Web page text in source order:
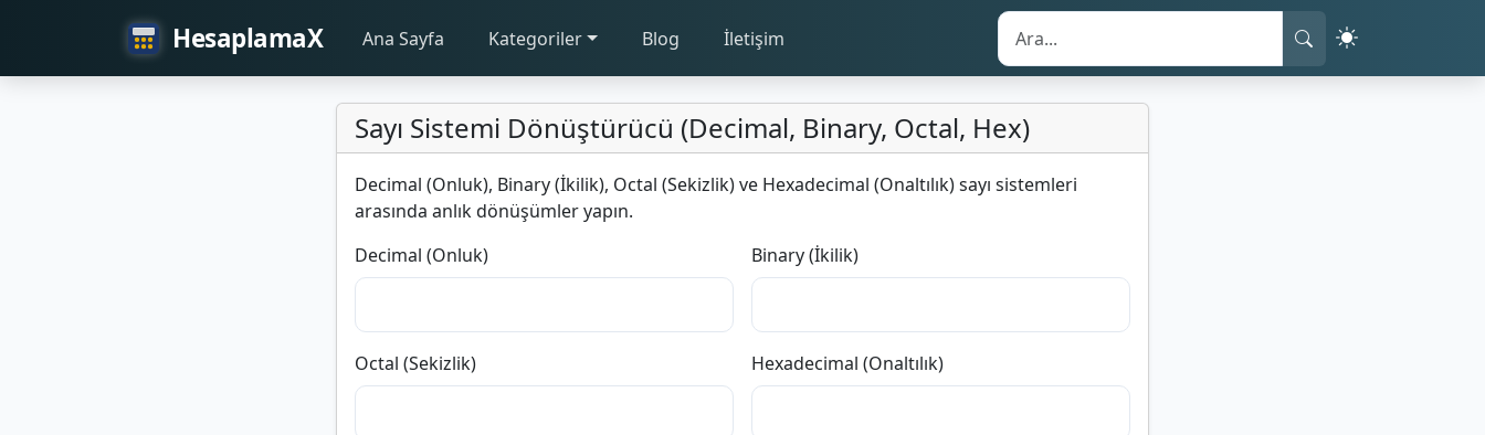
HesaplamaX Ana Sayfa Kategoriler Blog İletişim
Sayı Sistemi Dönüştürücü (Decimal, Binary, Octal, Hex)
Decimal (Onluk), Binary (İkilik), Octal (Sekizlik) ve Hexadecimal (Onaltılık) sayı sistemleri
arasında anlık dönüşümler yapın.
Decimal (Onluk)
Binary (İkilik)
Octal (Sekizlik) Hexadecimal (Onaltılık)